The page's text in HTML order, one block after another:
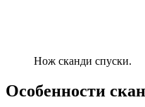
Нож сканди спуски.
Особенности